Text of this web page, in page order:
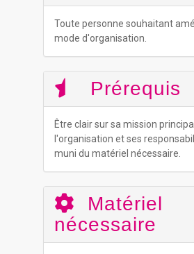
Toute personne souhaitant
mode d'organisation.
Prérequis
Être clair sur sa mission
l'organisation et ses
muni du matériel nécessaire.
Matériel
nécessaire